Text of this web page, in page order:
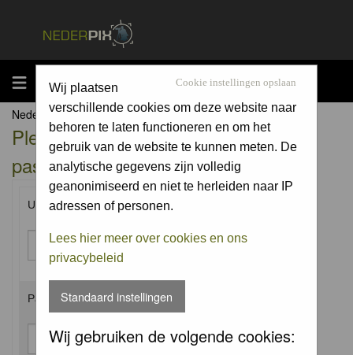
MENU Cookie instellingen opslaan
Wij plaatsen
verschillende cookies om deze website naar
behoren te laten functioneren en om het
gebruik van de website te kunnen meten. De
analytische gegevens zijn volledig
geanonimiseerd en niet te herleiden naar IP
adressen of personen.
Lees hier meer over cookies en ons
privacybeleid
Standaard instellingen
Wij gebruiken de volgende cookies:
Nederpix.nl Forum Index
Please enter your username and
password to log in.
Username:
Password: